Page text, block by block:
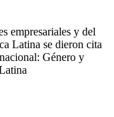
empresariales y del
Latina se dieron cita
Género y